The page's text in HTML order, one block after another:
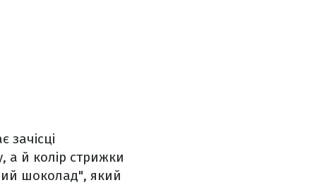
зачісці
а й колір стрижки
шоколад", який